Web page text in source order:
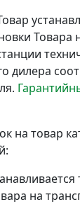
Товара
дилера
на товар
на